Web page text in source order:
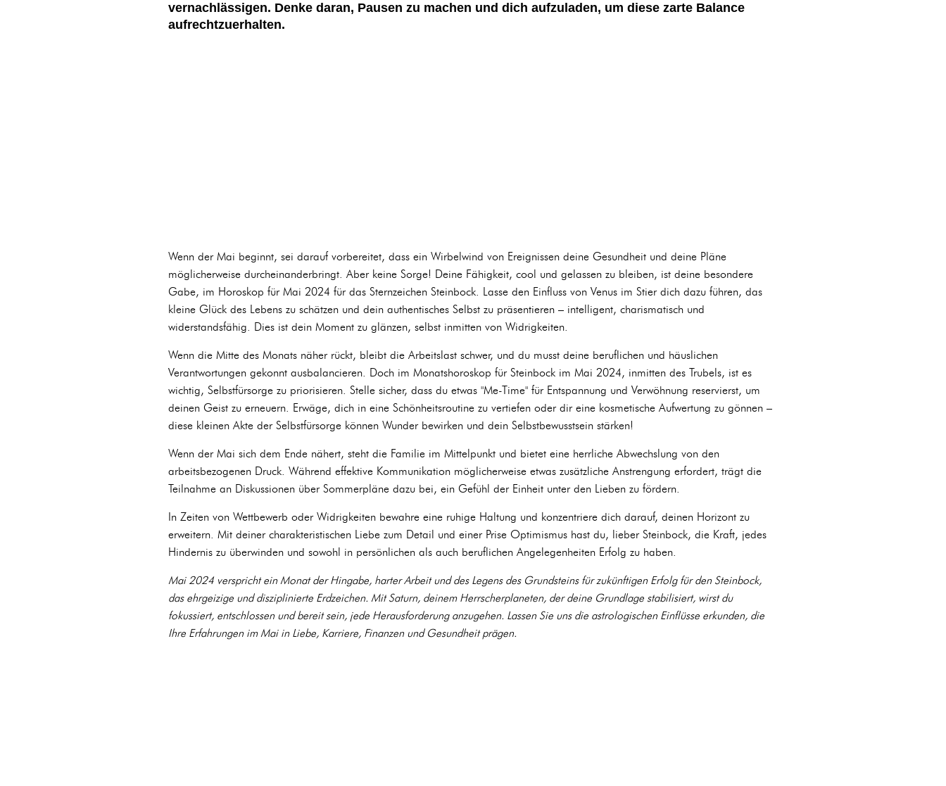
vernachlässigen. Denke daran, Pausen zu machen und dich aufzuladen, um diese zarte Balance
aufrechtzuerhalten.
Wenn der Mai beginnt, sei darauf vorbereitet, dass ein Wirbelwind von Ereignissen deine Gesundheit und deine Pläne
möglicherweise durcheinanderbringt. Aber keine Sorge! Deine Fähigkeit, cool und gelassen zu bleiben, ist deine besondere
Gabe, im Horoskop für Mai 2024 für das Sternzeichen Steinbock. Lasse den Einfluss von Venus im Stier dich dazu führen, das
kleine Glück des Lebens zu schätzen und dein authentisches Selbst zu präsentieren – intelligent, charismatisch und
widerstandsfähig. Dies ist dein Moment zu glänzen, selbst inmitten von Widrigkeiten.
Wenn die Mitte des Monats näher rückt, bleibt die Arbeitslast schwer, und du musst deine beruflichen und häuslichen
Verantwortungen gekonnt ausbalancieren. Doch im Monatshoroskop für Steinbock im Mai 2024, inmitten des Trubels, ist es
wichtig, Selbstfürsorge zu priorisieren. Stelle sicher, dass du etwas "Me-Time" für Entspannung und Verwöhnung reservierst, um
deinen Geist zu erneuern. Erwäge, dich in eine Schönheitsroutine zu vertiefen oder dir eine kosmetische Aufwertung zu gönnen –
diese kleinen Akte der Selbstfürsorge können Wunder bewirken und dein Selbstbewusstsein stärken!
Wenn der Mai sich dem Ende nähert, steht die Familie im Mittelpunkt und bietet eine herrliche Abwechslung von den
arbeitsbezogenen Druck. Während effektive Kommunikation möglicherweise etwas zusätzliche Anstrengung erfordert, trägt die
Teilnahme an Diskussionen über Sommerpläne dazu bei, ein Gefühl der Einheit unter den Lieben zu fördern.
In Zeiten von Wettbewerb oder Widrigkeiten bewahre eine ruhige Haltung und konzentriere dich darauf, deinen Horizont zu
erweitern. Mit deiner charakteristischen Liebe zum Detail und einer Prise Optimismus hast du, lieber Steinbock, die Kraft, jedes
Hindernis zu überwinden und sowohl in persönlichen als auch beruflichen Angelegenheiten Erfolg zu haben.
Mai 2024 verspricht ein Monat der Hingabe, harter Arbeit und des Legens des Grundsteins für zukünftigen Erfolg für den Steinbock,
das ehrgeizige und disziplinierte Erdzeichen. Mit Saturn, deinem Herrscherplaneten, der deine Grundlage stabilisiert, wirst du
fokussiert, entschlossen und bereit sein, jede Herausforderung anzugehen. Lassen Sie uns die astrologischen Einflüsse erkunden, die
Ihre Erfahrungen im Mai in Liebe, Karriere, Finanzen und Gesundheit prägen.